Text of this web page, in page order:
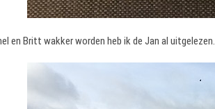
en Britt wakker worden heb ik de Jan al uitgelezen.